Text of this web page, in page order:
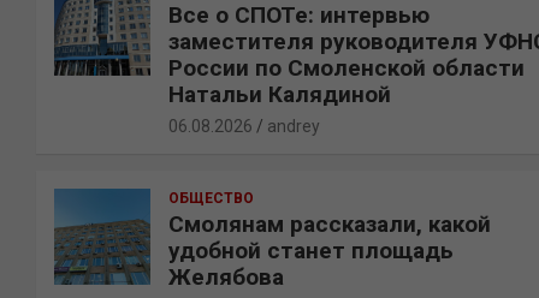
Все о СПОТе: интервью
заместителя руководителя
России по Смоленской области
Натальи Калядиной
06.08.2026 andrey
ОБЩЕСТВО
Смолянам рассказали, какой
удобной станет площадь
Желябова